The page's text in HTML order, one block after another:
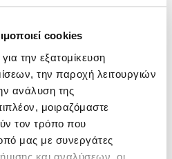
cookies
την εξατομίκευση
την παροχή λειτουργιών
ανάλυση της
μοιραζόμαστε
τον τρόπο που
μας με συνεργάτες
και αναλύσεων, οι